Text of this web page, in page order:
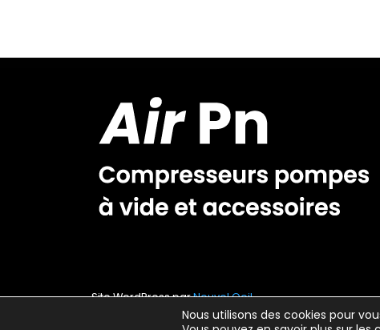
Nous utilisons des cookies pour
Site WordPress parNouvel Oeil